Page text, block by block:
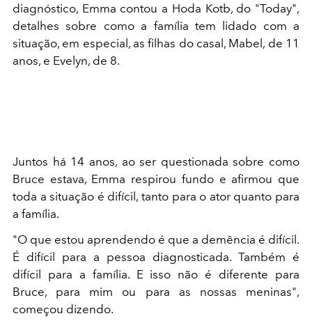
diagnóstico, Emma contou a Hoda Kotb, do "Today",
detalhes sobre como a família tem lidado com a
situação, em especial, as filhas do casal, Mabel, de 11
anos, e Evelyn, de 8.
Juntos há 14 anos, ao ser questionada sobre como
Bruce estava, Emma respirou fundo e afirmou que
toda a situação é difícil, tanto para o ator quanto para
a família.
"O que estou aprendendo é que a demência é difícil.
É difícil para a pessoa diagnosticada. Também é
difícil para a família. E isso não é diferente para
Bruce, para mim ou para as nossas meninas",
começou dizendo.